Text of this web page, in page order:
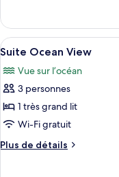
Panoramic
Ocean
Front
Panoramic
Ocean
Front
Afficher
toutes
les
photos
pour
ce
type
de
6
Suite Ocean View
Vue sur l’océan
3 personnes
1 très grand lit
Wi-Fi gratuit
Plus de détails
Plus